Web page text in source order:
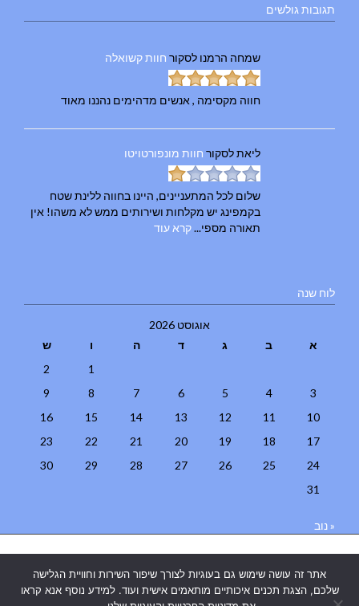
תגובות גולשים
שמחה הרמנו לסקור חוות קשואלה
חווה מקסימה , אנשים מדהימים נהננו מאוד
ליאתלסקור חוות מונפורטויטו
שלום לכל המתעניינים, היינו בחווה ללינת שטח
בקמפינג יש מקלחות ושירותים ממש לא משהו! אין
תאורה מספי...קרא עוד
לוח שנה
אוגוסט 2026
א
ב ג ד ה ו
ש
1
2
3
4
5
6
7
8
9
10
11
12
13
14
15
16
17
18
19
20
21
22
23
24
25
26
27
28
29
30
31
« נוב
אתרים בבאר שבע|
אתר זה עושה שימוש גם בעוגיות לצורך שיפור השירות וחוויית הגלישה
שלכם, הצגת תכנים איכותיים מותאמים אישית ועוד. למידע נוסף אנא קראו